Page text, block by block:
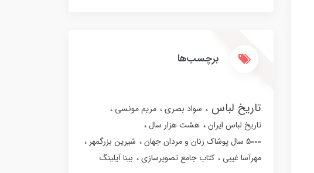
برچسب‌ها
تاریخ لباس سواد بصری
مریم مونسی
تاریخ لباس ایران
هشت هزار سال
5000 سال پوشاک زنان و مردان جهان
شیرین بزرگمهر
مهرآسا غیبی
کتاب جامع تصویرسازی بینا آیلینگ